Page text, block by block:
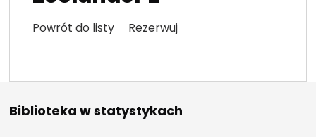
Powrót do listy Rezerwuj
Biblioteka w statystykach